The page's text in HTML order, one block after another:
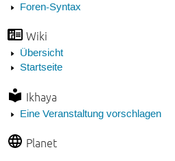
Foren-Syntax
Wiki
Übersicht
Startseite
Ikhaya
Eine Veranstaltung vorschlagen
Planet